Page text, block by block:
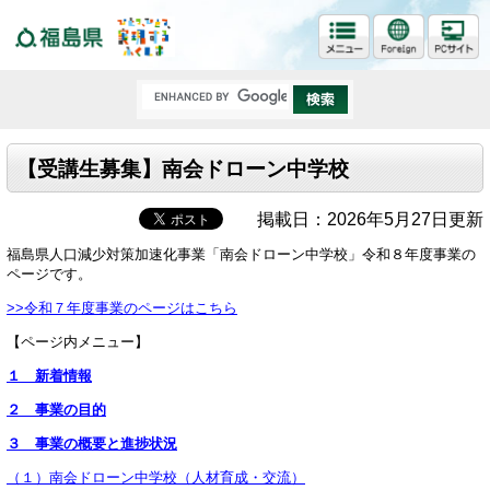
【受講生募集】南会ドローン中学校
掲載日：2026年5月27日更新
福島県人口減少対策加速化事業「南会ドローン中学校」令和８年度事業の
ページです。
>>令和７年度事業のページはこちら
【ページ内メニュー】
１ 新着情報
２ 事業の目的
３ 事業の概要と進捗状況
（１）南会ドローン中学校（人材育成・交流）